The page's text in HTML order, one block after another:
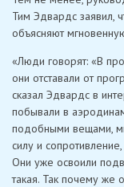
Тим Эдвардс заявил,
объясняют
«Люди говорят: «В
они отставали от
сказал Эдвардс в
побывали в
подобными вещами,
силу и
Они уже освоили
такая. Так почему же